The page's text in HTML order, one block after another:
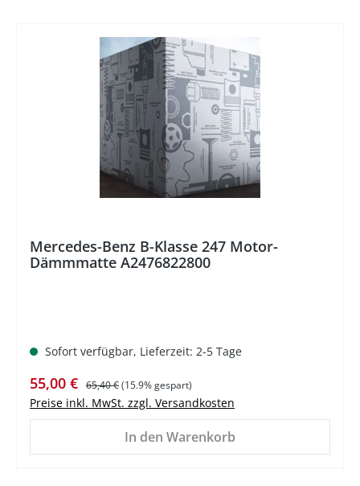
Mercedes-Benz B-Klasse 247 Motor-
Dämmmatte A2476822800
Sofort verfügbar, Lieferzeit: 2-5 Tage
Verkaufspreis:
55,00 € Regulärer Preis:
65,40 €(15.9% gespart)
Preise inkl. MwSt. zzgl. Versandkosten
In den Warenkorb